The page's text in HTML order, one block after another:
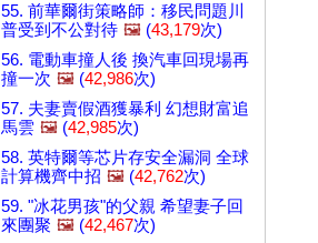
55. 前華爾街策略師：移民問題川
普受到不公對待 🖼️ (43,179次)
56. 電動車撞人後 換汽車回現場再
撞一次 🖼️ (42,986次)
57. 夫妻賣假酒獲暴利 幻想財富追
馬雲 🖼️ (42,985次)
58. 英特爾等芯片存安全漏洞 全球
計算機齊中招 🖼️ (42,762次)
59. "冰花男孩"的父親 希望妻子回
來團聚 🖼️ (42,467次)